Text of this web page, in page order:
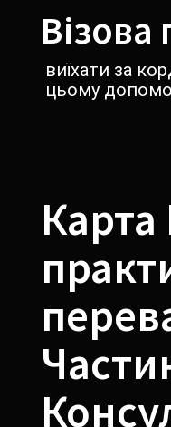
содержимомуВізова
виїхати за
цьому